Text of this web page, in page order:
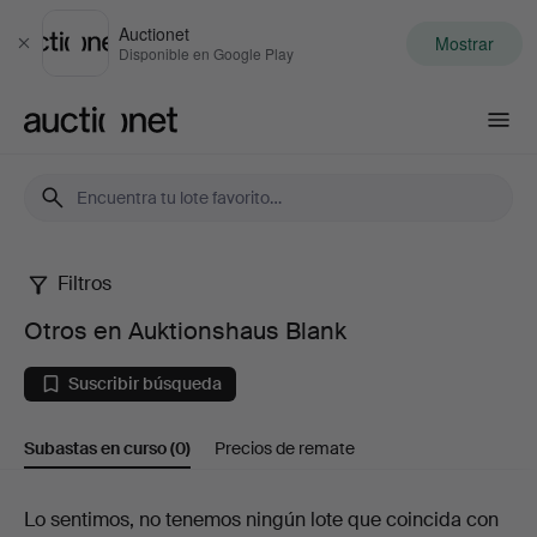
Cerrar
Auctionet
Disponible en Google Play Mostrar
Otros
en
Auktionshaus
Blank
Filtros
Otros en Auktionshaus Blank
Suscribir búsqueda
Subastas en curso(0) Precios de remate
Subastas
Lo sentimos, no tenemos ningún lote que coincida con